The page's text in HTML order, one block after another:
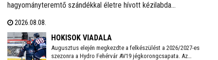
hagyományteremtő szándékkal életre hívott kézilabda
míg a férfiaknál a Veszprém és a Szeged küzd meg a serlegért. A
világklasszis csapatokat felvonultató kézilabdaünnepre jegyek már
kaphatók!
2026.08.08.
HOKISOK VIADALA
Augusztus elején megkezdte a felkészülést a 2026/2027-es
szezonra a Hydro Fehérvár AV19 jégkorongcsapata. Az